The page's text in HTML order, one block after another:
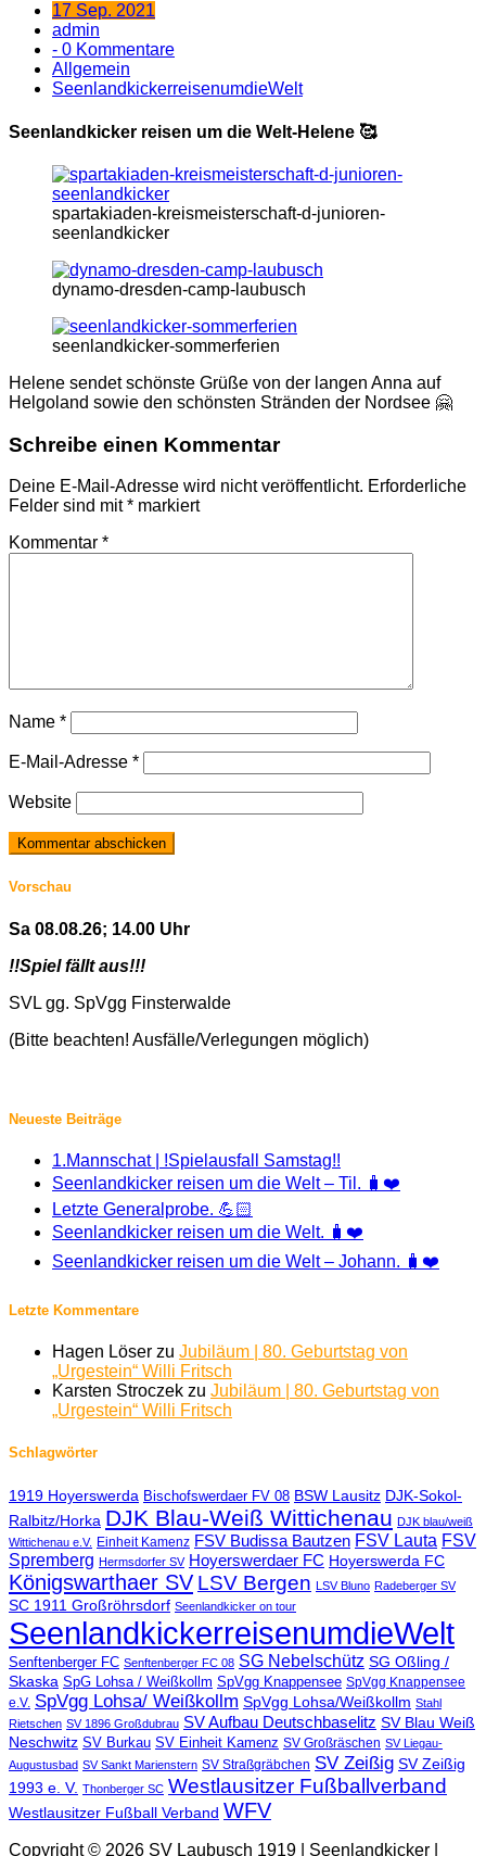
17 Sep. 2021
admin
- 0 Kommentare
Allgemein
SeenlandkickerreisenumdieWelt
Seenlandkicker reisen um die Welt-Helene 🥰
spartakiaden-kreismeisterschaft-d-junioren-
seenlandkicker
dynamo-dresden-camp-laubusch
seenlandkicker-sommerferien
Helene sendet schönste Grüße von der langen Anna auf
Helgoland sowie den schönsten Stränden der Nordsee 🤗
Schreibe einen Kommentar
Deine E-Mail-Adresse wird nicht veröffentlicht. Erforderliche
Felder sind mit* markiert
Kommentar *
Name *
E-Mail-Adresse *
Website
Vorschau
Sa 08.08.26; 14.00 Uhr
!!Spiel fällt aus!!!
SVL gg. SpVgg Finsterwalde
(Bitte beachten! Ausfälle/Verlegungen möglich)
Neueste Beiträge
1.Mannschat | !Spielausfall Samstag!!
Seenlandkicker reisen um die Welt – Til. 🧳❤️
Letzte Generalprobe. 💪🏻
Seenlandkicker reisen um die Welt. 🧳❤️
Seenlandkicker reisen um die Welt – Johann. 🧳❤️
Letzte Kommentare
Hagen Löser zu Jubiläum | 80. Geburtstag von
„Urgestein“ Willi Fritsch
Karsten Stroczek zu Jubiläum | 80. Geburtstag von
„Urgestein“ Willi Fritsch
Schlagwörter
1919 Hoyerswerda Bischofswerdaer FV 08 BSW Lausitz DJK-Sokol-
Ralbitz/Horka DJK Blau-Weiß Wittichenau DJK blau/weiß
Wittichenau e.V. Einheit Kamenz FSV Budissa Bautzen FSV Lauta FSV
Spremberg Hermsdorfer SV Hoyerswerdaer FC Hoyerswerda FC
Königswarthaer SV LSV Bergen LSV Bluno Radeberger SV
SC 1911 Großröhrsdorf Seenlandkicker on tour
SeenlandkickerreisenumdieWelt
Senftenberger FC Senftenberger FC 08 SG Nebelschütz SG Oßling /
Skaska SpG Lohsa / Weißkollm SpVgg Knappensee SpVgg Knappensee
e.V. SpVgg Lohsa/ Weißkollm SpVgg Lohsa/Weißkollm Stahl
Rietschen SV 1896 Großdubrau SV Aufbau Deutschbaselitz SV Blau Weiß
Neschwitz SV Burkau SV Einheit Kamenz SV Großräschen SV Liegau-
Augustusbad SV Sankt Marienstern SV Straßgräbchen SV Zeißig SV Zeißig
1993 e. V. Thonberger SC Westlausitzer Fußballverband
Westlausitzer Fußball Verband WFV
Copyright © 2026 SV Laubusch 1919 | Seenlandkicker |